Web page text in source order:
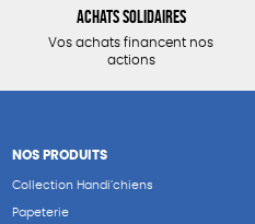
Achats solidaires
Vos achats financent nos
actions
NOS PRODUITS
Collection Handi’chiens
Papeterie